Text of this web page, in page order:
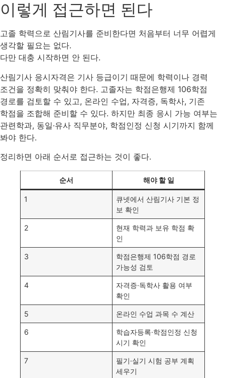
이렇게 접근하면 된다
고졸 학력으로 산림기사를 준비한다면 처음부터 너무 어렵게
생각할 필요는 없다.
다만 대충 시작하면 안 된다.
산림기사 응시자격은 기사 등급이기 때문에 학력이나 경력
조건을 정확히 맞춰야 한다. 고졸자는 학점은행제 106학점
경로를 검토할 수 있고, 온라인 수업, 자격증, 독학사, 기존
학점을 조합해 준비할 수 있다. 하지만 최종 응시 가능 여부는
관련학과, 동일·유사 직무분야, 학점인정 신청 시기까지 함께
봐야 한다.
정리하면 아래 순서로 접근하는 것이 좋다.
순서 해야 할 일
1
큐넷에서 산림기사 기본 정
보 확인
2
현재 학력과 보유 학점 확
인
3
학점은행제 106학점 경로
가능성 검토
4
자격증·독학사 활용 여부
확인
5 온라인 수업 과목 수 계산
6
학습자등록·학점인정 신청
시기 확인
7
필기·실기 시험 공부 계획
세우기